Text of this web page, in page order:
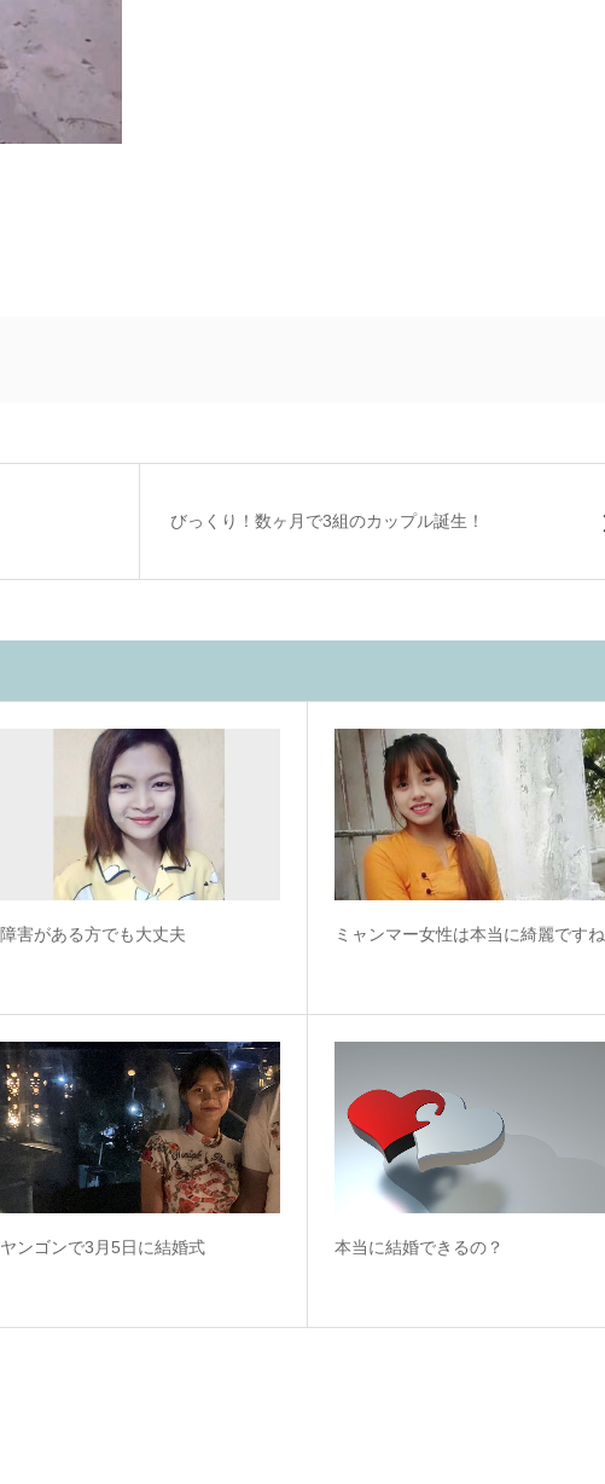
びっくり！数ヶ月で3組のカップル誕生！
障害がある方でも大丈夫 ミャンマー女性は本当に綺麗ですね
ヤンゴンで3月5日に結婚式 本当に結婚できるの？